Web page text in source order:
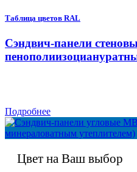
Таблица цветов RAL
Сэндвич-панели
Подробнее
Цвет на Ваш выбор